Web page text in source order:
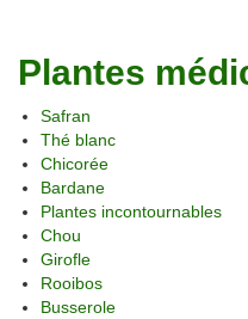
Plantes
Safran
Thé blanc
Chicorée
Bardane
Plantes incontournables
Chou
Girofle
Rooibos
Busserole